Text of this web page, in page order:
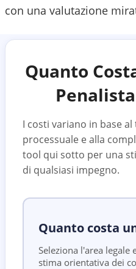
con una valutazione
Quanto
I costi variano in base
processuale e alla
tool qui sotto per una
di qualsiasi impegno.
Quanto costa
Seleziona l'area legale
stima orientativa dei